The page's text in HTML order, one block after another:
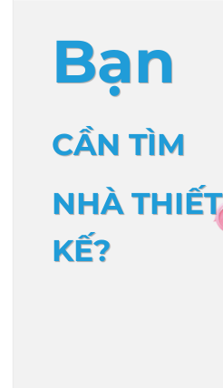
Bạn
CẦN TÌM
NHÀ THIẾT
KẾ?